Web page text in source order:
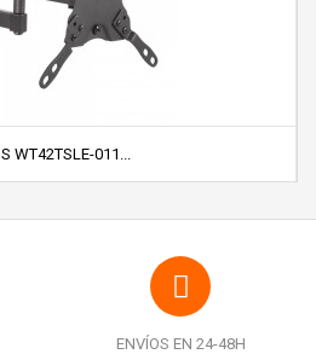
WT42TSLE-011...
ENVÍOS EN 24-48H